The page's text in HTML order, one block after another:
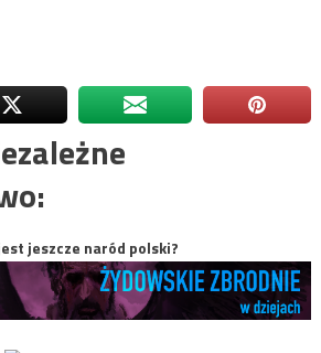
jeszcze naród polski?